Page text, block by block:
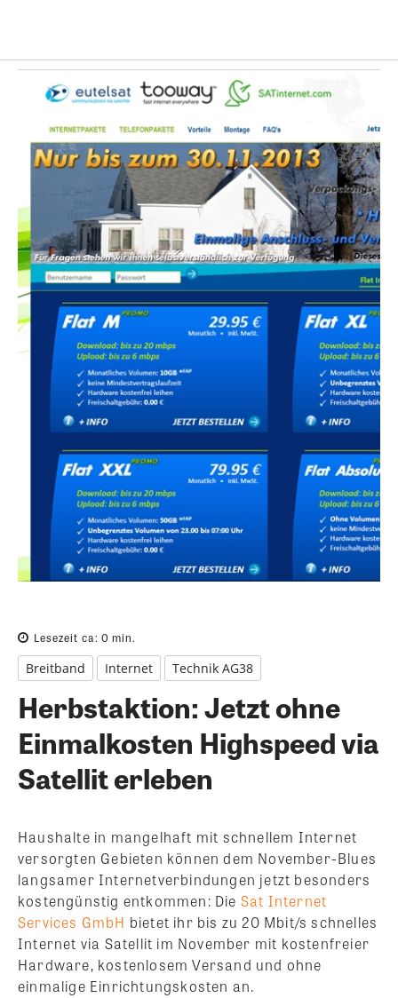
Lesezeit ca: 0 min.
Breitband Internet Technik AG38
Herbstaktion: Jetzt ohne
Einmalkosten Highspeed via
Satellit erleben
Haushalte in mangelhaft mit schnellem Internet
versorgten Gebieten können dem November-Blues
langsamer Internetverbindungen jetzt besonders
kostengünstig entkommen: Die Sat Internet
Services GmbH bietet ihr bis zu 20 Mbit/s schnelles
Internet via Satellit im November mit kostenfreier
Hardware, kostenlosem Versand und ohne
einmalige Einrichtungskosten an.